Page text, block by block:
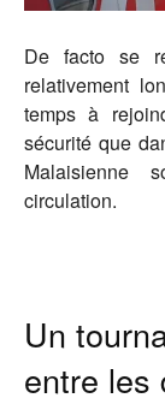
De facto se
relativement
temps à
sécurité que
Malaisienne
circulation.
Un
entre les